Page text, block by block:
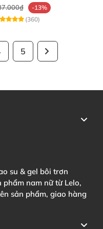
-13%
(360)
5
su & gel bôi trơn
nam nữ từ Lelo,
sản phẩm, giao hàng